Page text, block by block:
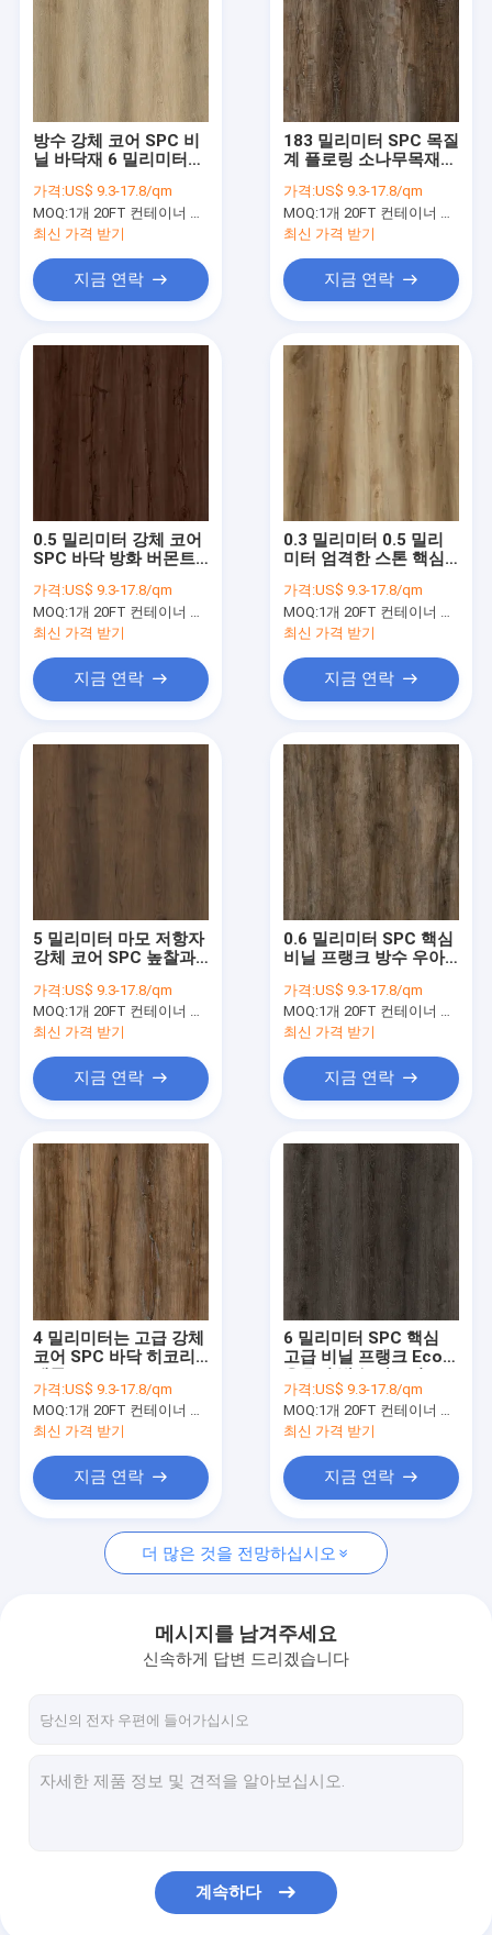
우리에 대하여
공장 여행
연락주세요
뉴스
인용문을 요구하세요
4 밀리미터에 바닥을 까는 spc
헤링본 무늬 spc
SPC 클릭 바닥
스톤 플라스틱 복합체 바닥
SPC 비닐 바닥재
SPC 목질계 플로링
비닐 바닥재에 대리석 무늬를 넣으세요
화강암 비닐 바닥재
시멘트 비닐 바닥재
스톤 패턴 비닐 바닥재
UPVC 윈도우 프로파일
방수 강체 코어 SPC 비
닐 바닥재 6 밀리미터
가격:US$ 9.3-17.8/qm
MOQ:1개 20FT 컨테이너 또는 2500 평방미터 ;
최신 가격 받기
지금 연락
183 밀리미터 SPC 목질
계 플로링 소나무목재
W40016
가격:US$ 9.3-17.8/qm
MOQ:1개 20FT 컨테이너 또는 2500 평방미터 ;
최신 가격 받기
지금 연락
0.5 밀리미터 강체 코어
SPC 바닥 방화 버몬트
W40026
가격:US$ 9.3-17.8/qm
MOQ:1개 20FT 컨테이너 또는 2500 평방미터 ;
최신 가격 받기
지금 연락
0.3 밀리미터 0.5 밀리
미터 엄격한 스톤 핵심
0.4 밀리미터 GKBM
DM-W40017
가격:US$ 9.3-17.8/qm
MOQ:1개 20FT 컨테이너 또는 2500 평방미터 ;
최신 가격 받기
지금 연락
5 밀리미터 마모 저항자
강체 코어 SPC 높찰과
가격:US$ 9.3-17.8/qm
MOQ:1개 20FT 컨테이너 또는 2500 평방미터 ;
최신 가격 받기
지금 연락
0.6 밀리미터 SPC 핵심
비닐 프랭크 방수 우아
W40021
가격:US$ 9.3-17.8/qm
MOQ:1개 20FT 컨테이너 또는 2500 평방미터 ;
최신 가격 받기
지금 연락
4 밀리미터는 고급 강체
코어 SPC 바닥 히코리
W40020을 내화성으로
합니다
가격:US$ 9.3-17.8/qm
MOQ:1개 20FT 컨테이너 또는 2500 평방미터 ;
최신 가격 받기
지금 연락
6 밀리미터 SPC 핵심
고급 비닐 프랭크 Eco
크 GKBM DM-W40054
가격:US$ 9.3-17.8/qm
MOQ:1개 20FT 컨테이너 또는 2500 평방미터 ;
최신 가격 받기
지금 연락
더 많은 것을 전망하십시오
메시지를 남겨주세요
신속하게 답변 드리겠습니다
계속하다